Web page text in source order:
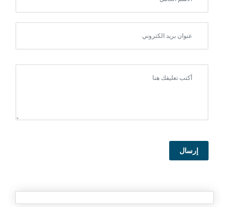
إرسال